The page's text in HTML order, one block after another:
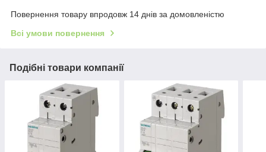
Повернення товару впродовж 14 днів за домовленістю
Всі умови повернення
Подібні товари компанії